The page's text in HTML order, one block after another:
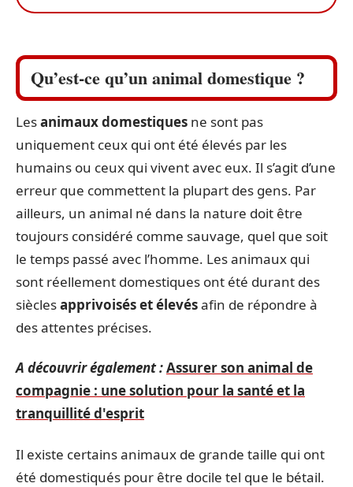
Qu’est-ce qu’un animal domestique ?
Lesanimaux domestiques ne sont pas
uniquement ceux qui ont été élevés par les
humains ou ceux qui vivent avec eux. Il s’agit d’une
erreur que commettent la plupart des gens. Par
ailleurs, un animal né dans la nature doit être
toujours considéré comme sauvage, quel que soit
le temps passé avec l’homme. Les animaux qui
sont réellement domestiques ont été durant des
sièclesapprivoisés et élevésafin de répondre à
des attentes précises.
A découvrir également :Assurer son animal de
compagnie : une solution pour la santé et la
tranquillité d'esprit
Il existe certains animaux de grande taille qui ont
été domestiqués pour être docile tel que le bétail.